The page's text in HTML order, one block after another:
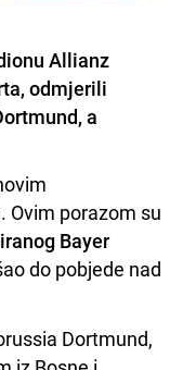
Allianz
odmjerili
a
. Ovim porazom su
Bayer
do pobjede nad
Dortmund,